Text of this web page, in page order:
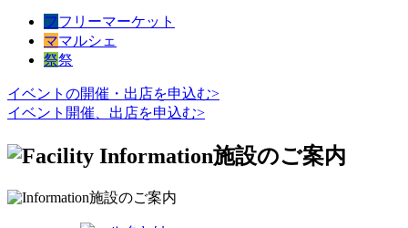
フフリーマーケット
ママルシェ
祭祭
イベントの開催・出店を申込む>
イベント開催、出店を申込む>
施設のご案内
施設のご案内